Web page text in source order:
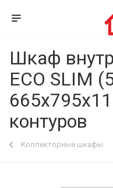
Шкаф
ECO SLIM
контуров
Коллекторные шкафы